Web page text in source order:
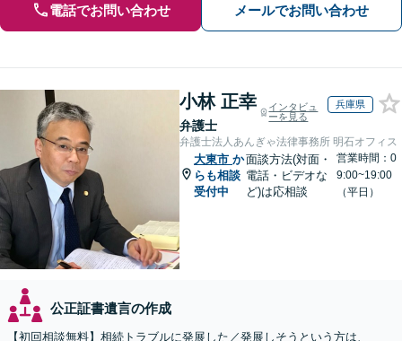
電話でお問い合わせ メールでお問い合わせ
小林 正幸
弁護士
インタビュ
ーを見る
兵庫県
弁護士法人あんぎゃ法律事務所 明石オフィス
大東市 か
らも相談
受付中
面談方法(対面・
電話・ビデオな
ど)は応相談
営業時間：0
9:00~19:00
（平日）
公正証書遺言の作成
【初回相談無料】相続トラブルに発展した／発展しそうという方は、